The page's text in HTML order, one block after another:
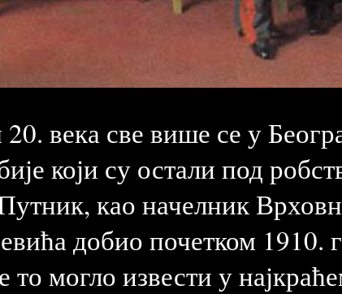
века све више се у
који су остали под
као начелник
добио почетком 1910.
то могло извести у